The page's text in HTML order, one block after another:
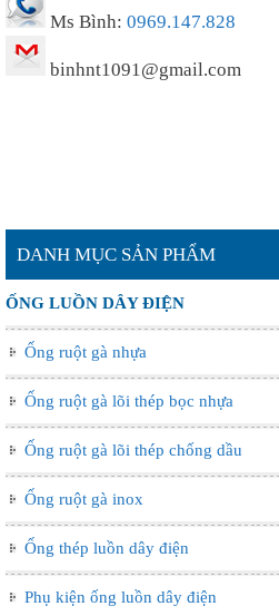
Ms Bình: 0969.147.828
binhnt1091@gmail.com
DANH MỤC SẢN PHẨM
ỐNG LUỒN DÂY ĐIỆN
Ống ruột gà nhựa
Ống ruột gà lõi thép bọc nhựa
Ống ruột gà lõi thép chống dầu
Ống ruột gà inox
Ống thép luồn dây điện
Phụ kiện ống luồn dây điện